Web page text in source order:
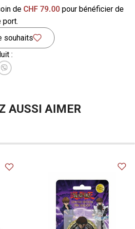
de CHF 79.00 pour bénéficier de
port.
souhaits
:
AUSSI AIMER